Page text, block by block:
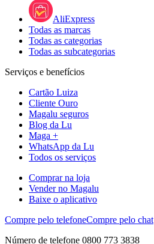
AliExpress
Todas as marcas
Todas as categorias
Todas as subcategorias
Serviços e benefícios
Cartão Luiza
Cliente Ouro
Magalu seguros
Blog da Lu
Maga +
WhatsApp da Lu
Todos os serviços
Comprar na loja
Vender no Magalu
Baixe o aplicativo
Compre pelo telefoneCompre pelo chat
Número de telefone 0800 773 3838